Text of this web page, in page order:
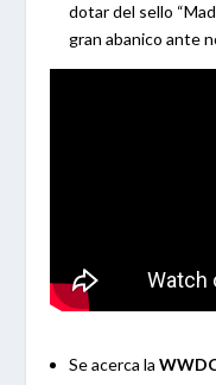
dotar del sello
gran abanico ante
Se acerca la